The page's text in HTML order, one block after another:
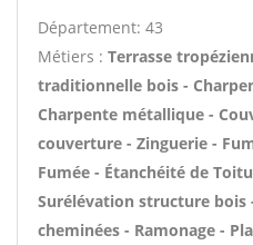
Département: 43
Métiers : Terrasse
traditionnelle bois -
Charpente métallique -
couverture - Zinguerie -
Fumée - Étanchéité de
Surélévation structure bois
cheminées - Ramonage -